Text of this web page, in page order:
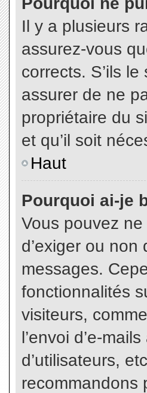
Il y a plusieurs
assurez-vous
corrects. S’ils
assurer de ne
propriétaire du
et qu’il soit
Haut
Pourquoi ai-je
Vous pouvez
d’exiger ou
messages.
fonctionnalités
visiteurs,
l’envoi d’e-
d’utilisateurs,
recommandons